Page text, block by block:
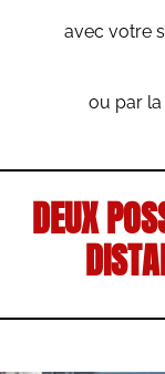
avec votre
ou par la
DEUX